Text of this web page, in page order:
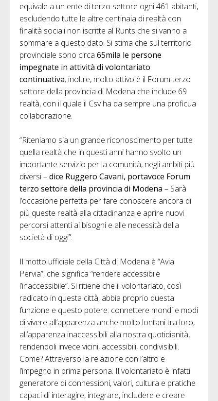
equivale a un ente di terzo settore ogni 461 abitanti,
escludendo tutte le altre centinaia di realtà con
finalità sociali non iscritte al Runts che si vanno a
sommare a questo dato. Si stima che sul territorio
provinciale sono circa 65mila le persone
impegnate in attività di volontariato
continuativa; inoltre, molto attivo è il Forum terzo
settore della provincia di Modena che include 69
realtà, con il quale il Csv ha da sempre una proficua
collaborazione.
“Riteniamo sia un grande riconoscimento per tutte
quella realtà che in questi anni hanno svolto un
importante servizio per la comunità, negli ambiti più
diversi –dice Ruggero Cavani, portavoce Forum
terzo settore della provincia di Modena – Sarà
l’occasione perfetta per fare conoscere ancora di
più queste realtà alla cittadinanza e aprire nuovi
percorsi attenti ai bisogni e alle necessità della
società di oggi”.
Il motto ufficiale della Città di Modena è “Avia
Pervia”, che significa “rendere accessibile
l’inaccessibile”. Si ritiene che il volontariato, così
radicato in questa città, abbia proprio questa
funzione e questo potere: connettere mondi e modi
di vivere all’apparenza anche molto lontani tra loro,
all’apparenza inaccessibili alla nostra quotidianità,
rendendoli invece vicini, accessibili, condivisibili.
Come? Attraverso la relazione con l’altro e
l’impegno in prima persona. Il volontariato è infatti
generatore di connessioni, valori, cultura e pratiche
capaci di interagire, integrare, includere e creare